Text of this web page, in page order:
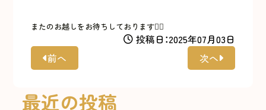
またのお越しをお待ちしております🙇‍♀️
投稿日：2025年07月03日
前へ
次へ
最近の投稿